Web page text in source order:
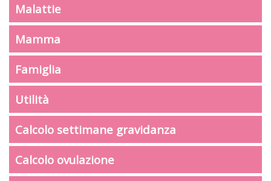
Malattie
Mamma
Famiglia
Utilità
Calcolo settimane gravidanza
Calcolo ovulazione